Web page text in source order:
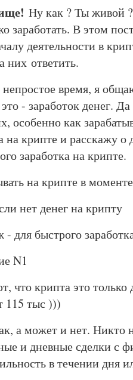
Ну как ? Ты живой
заработать. В этом
деятельности в
них ответить.
время, я
- заработок денег.
особенно как
на крипте и расскажу
заработка на крипте.
на крипте в
нет денег на крипту
для быстрого
N1
что крипта это
115 тыс )))
а может и нет. Никто
и дневные сделки с
в течении дня